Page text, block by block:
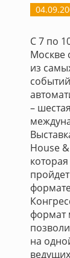
С 7 по
Москве
из
– шестая
House
формат
на